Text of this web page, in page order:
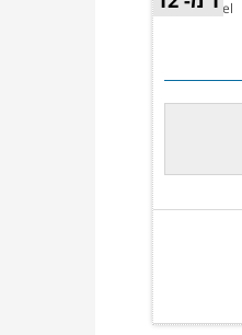
Ron Henzel